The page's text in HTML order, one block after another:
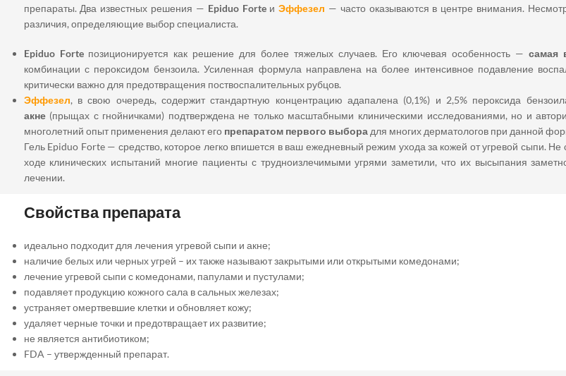
препараты. Два известных решения — Epiduo ForteиЭффезел — часто оказываются в центре внимания.
различия, определяющие выбор специалиста.
Epiduo Forteпозиционируется как решение для более тяжелых случаев. Его ключевая особенность — самая
комбинации с пероксидом бензоила. Усиленная формула направлена на более интенсивное подавление
критически важно для предотвращения поствоспалительных рубцов.
Эффезел, в свою очередь, содержит стандартную концентрацию адапалена (0,1%) и 2,5% пероксида
акне(прыщах с гнойничками) подтверждена не только масштабными клиническими исследованиями, но и
многолетний опыт применения делают его препаратом первого выборадля многих дерматологов при данной
Гель Epiduo Forte — средство, которое легко впишется в ваш ежедневный режим ухода за кожей от угревой сыпи.
ходе клинических испытаний многие пациенты с трудноизлечимыми угрями заметили, что их высыпания
лечении.
Свойства препарата
идеально подходит для лечения угревой сыпи и акне;
наличие белых или черных угрей – их также называют закрытыми или открытыми комедонами;
лечение угревой сыпи с комедонами, папулами и пустулами;
подавляет продукцию кожного сала в сальных железах;
устраняет омертвевшие клетки и обновляет кожу;
удаляет черные точки и предотвращает их развитие;
не является антибиотиком;
FDA – утвержденный препарат.